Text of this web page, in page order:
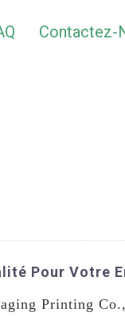
Contactez-
Pour Votre
Printing